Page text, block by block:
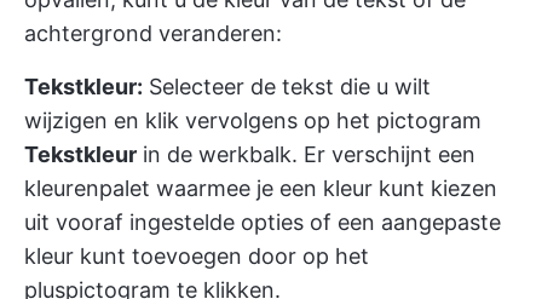
achtergrond veranderen:
Tekstkleur: Selecteer de tekst die u wilt
wijzigen en klik vervolgens op het pictogram
Tekstkleur in de werkbalk. Er verschijnt een
kleurenpalet waarmee je een kleur kunt kiezen
uit vooraf ingestelde opties of een aangepaste
kleur kunt toevoegen door op het
pluspictogram te klikken.